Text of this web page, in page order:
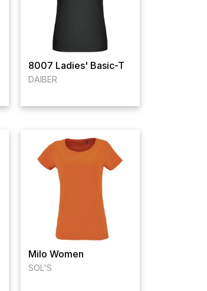
8007 Ladies' Basic-T
DAIBER
Milo Women
SOL'S